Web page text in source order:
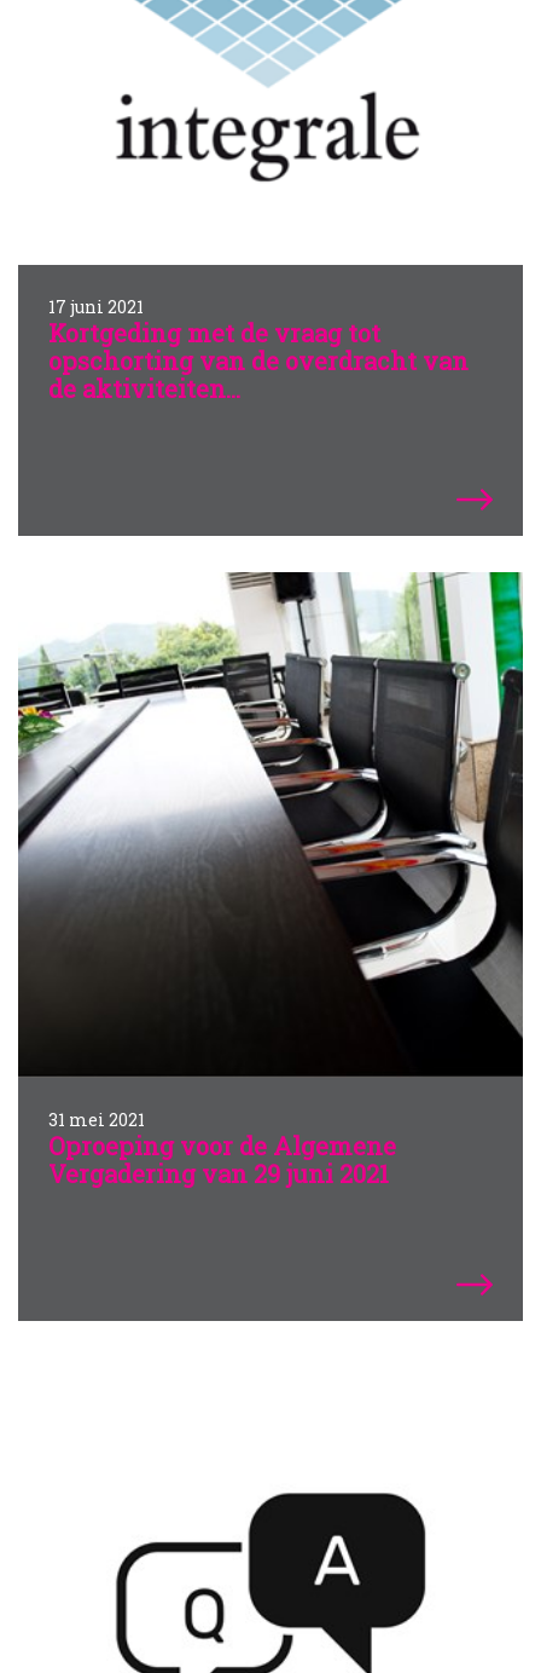
17 juni 2021
Kortgeding met de vraag tot
opschorting van de overdracht van
de aktiviteiten...
31 mei 2021
Oproeping voor de Algemene
Vergadering van 29 juni 2021